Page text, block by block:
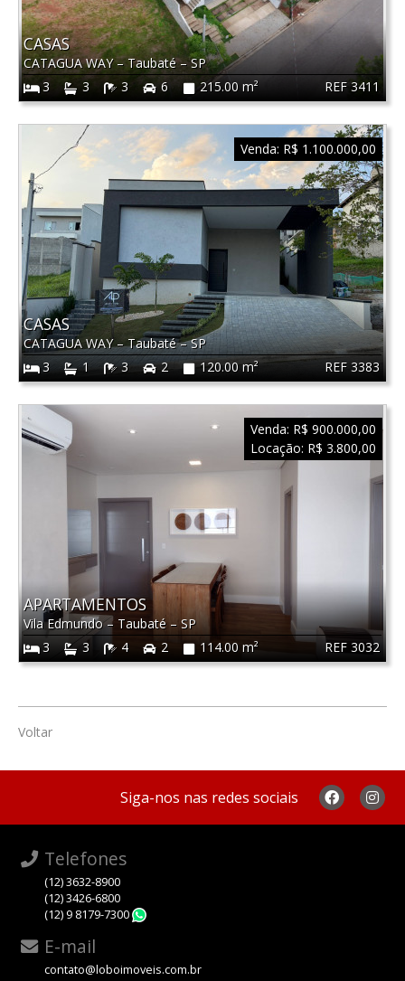
REF 3411
CASAS
CATAGUA WAY–Taubaté–SP
3
3 3 6 215.00 m²
REF 3383
CASAS
CATAGUA WAY–Taubaté–SP
3
1 3 2 120.00 m²
Venda: R$ 1.100.000,00
REF 3032
APARTAMENTOS
Vila Edmundo– Taubaté–SP
3
3 4 2 114.00 m²
Venda: R$ 900.000,00
Locação: R$ 3.800,00
Voltar
Siga-nos nas redes sociais
Telefones
(12) 3632-8900
(12) 3426-6800
(12) 9 8179-7300
E-mail
contato@loboimoveis.com.br